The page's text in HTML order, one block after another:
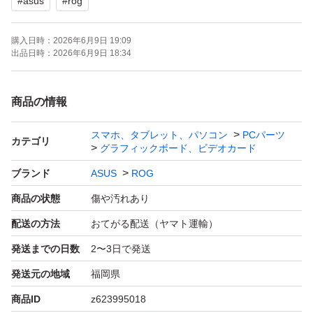
メモリ規格：GDDR6
メモリバス：256 bit
メモリクロック：14 GHz
バスインターフェイス：PCI Express 3.0
出力端子：HDMI 2ポート DisplayPort 2ポート USB Type
補助電源：8pin+8pin
冷却ファン：空冷（トリプルファン）
専有スロット：3 スロット
幅（長さ）：299.7 mm
購入日時： 2026年6月9日 19:09
出品日時： 2026年6月9日 18:34
商品の情報
カテゴリ
スマホ、タブレット、パソコン
PCパーツ
グラフィックボード、ビデオカード
ブランド ASUS ROG
商品の状態 傷や汚れあり
配送の方法 おてがる配送（ヤマト運輸）
発送までの日数 2〜3日で発送
発送元の地域 福岡県
商品ID z623995018